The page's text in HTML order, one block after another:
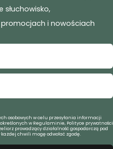
słuchowisko,
i nowościach
osobowych w celu przesyłania informacji
w Regulaminie, Polityce prywatności
prowadzący działalność gospodarczą pod
chwili mogę odwołać zgodę.